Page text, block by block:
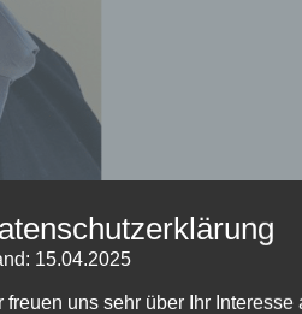
15.04.2025
freuen uns sehr über Ihr